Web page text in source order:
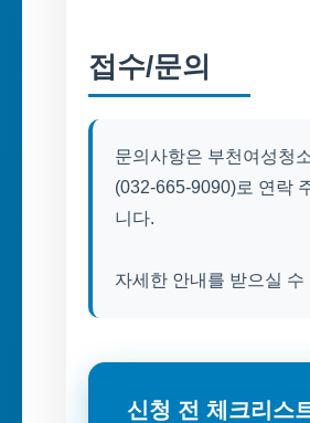
접수/문의
문의사항은 부천여성청
(032-665-9090)로 연락
니다.
자세한 안내를 받으실 수
신청 전 체크리스